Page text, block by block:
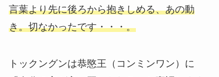
言葉より先に後ろから抱きしめる、あの動
き。切なかったです・・・。
トックングンは恭愍王（コンミンワン）に